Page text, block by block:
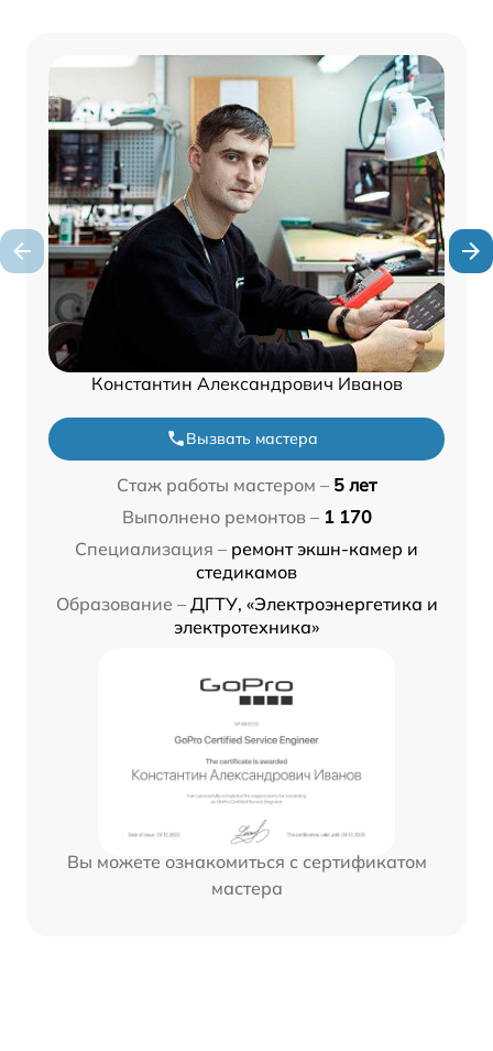
Константин Александрович Иванов
Вызвать мастера
Стаж работы мастером – 5 лет
Выполнено ремонтов – 1 170
Специализация – ремонт экшн-камер и
стедикамов
Образование – ДГТУ, «Электроэнергетика и
электротехника»
Вы можете ознакомиться с сертификатом
мастера